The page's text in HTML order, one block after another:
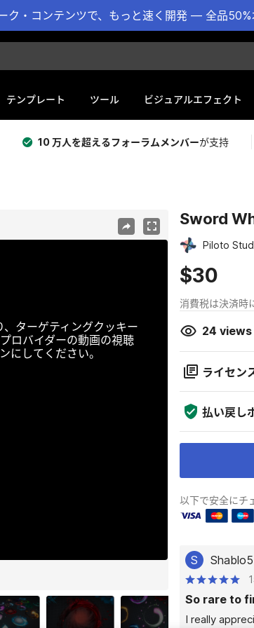
・コンテンツで、もっと速く開発 — 全品50%
テンプレート ツール ビジュアルエフェクト
10 万人を超えるフォーラムメンバーが支持
ターゲティングクッキー
ロバイダーの動画の視聴
にしてください。
Sword
Piloto
$30
消費税は決済時
24 views
ライセン
払い戻し
以下で安全にチ
S Shablo5
So rare to
I really